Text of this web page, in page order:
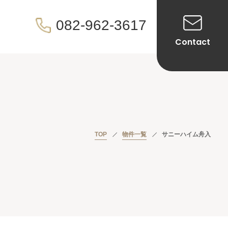
082-962-3617
Contact
TOP 物件一覧 サニーハイム舟入